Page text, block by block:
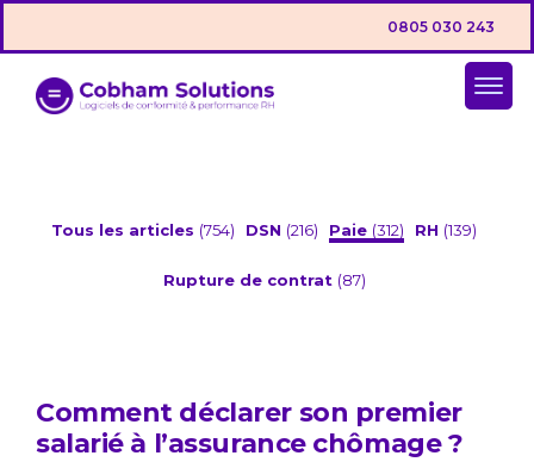
0805 030 243
Tous les articles (754) DSN (216) Paie (312) RH (139)
Rupture de contrat (87)
Comment déclarer son premier
salarié à l’assurance chômage ?